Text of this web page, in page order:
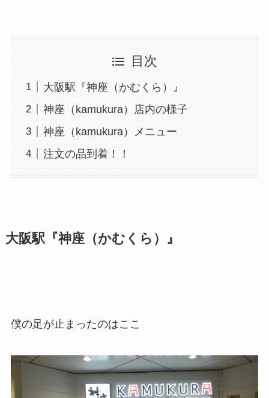
目次
大阪駅『神座（かむくら）』
神座（kamukura）店内の様子
神座（kamukura）メニュー
注文の品到着！！
大阪駅『神座（かむくら）』
僕の足が止まったのはここ